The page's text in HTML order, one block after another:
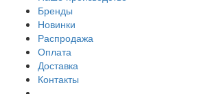
Бренды
Новинки
Распродажа
Оплата
Доставка
Контакты